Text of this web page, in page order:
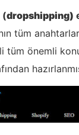
(dropshipping)
tüm
önemli